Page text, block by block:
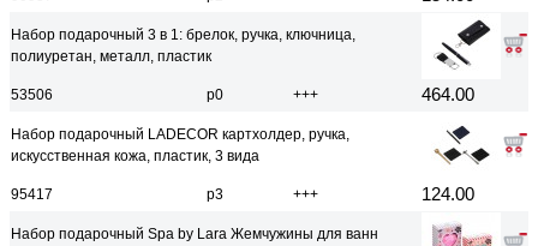
Набор подарочный 3 в 1: брелок, ручка, ключница,
полиуретан, металл, пластик
53506 р0 +++ 464.00
Набор подарочный LADECOR картхолдер, ручка,
искусственная кожа, пластик, 3 вида
95417 р3 +++ 124.00
Набор подарочный Spa by Lara Жемчужины для ванн